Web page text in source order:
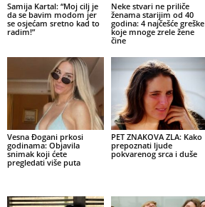
Samija Kartal: “Moj cilj je
da se bavim modom jer
se osjećam sretno kad to
radim!”
Neke stvari ne priliče
ženama starijim od 40
godina: 4 najčešće greške
koje mnoge zrele žene
čine
Vesna Đogani prkosi
godinama: Objavila
snimak koji ćete
pregledati više puta
PET ZNAKOVA ZLA: Kako
prepoznati ljude
pokvarenog srca i duše